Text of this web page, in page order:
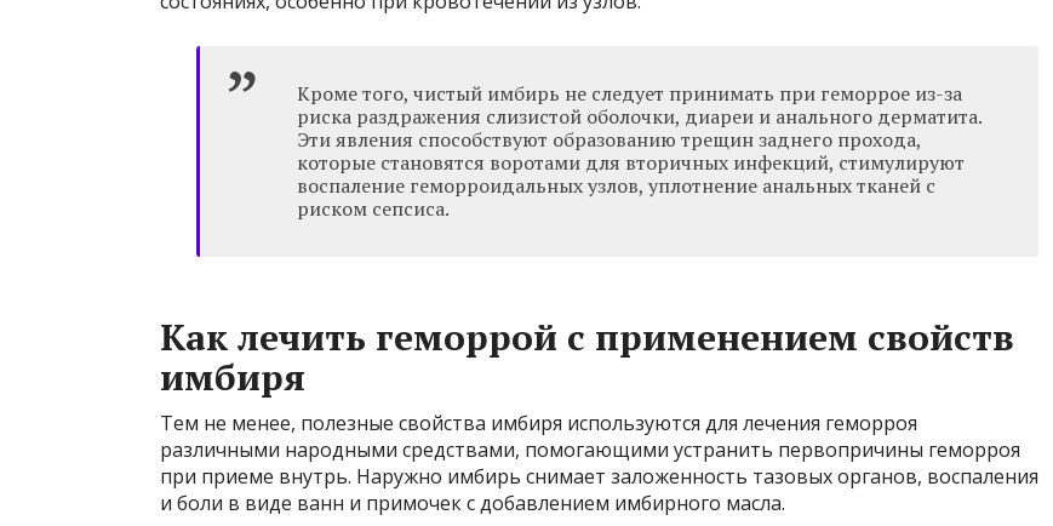
Кроме того, чистый имбирь не следует принимать при геморрое из-за
риска раздражения слизистой оболочки, диареи и анального дерматита.
Эти явления способствуют образованию трещин заднего прохода,
которые становятся воротами для вторичных инфекций, стимулируют
воспаление геморроидальных узлов, уплотнение анальных тканей с
риском сепсиса.
Как лечить геморрой с применением свойств
имбиря
Тем не менее, полезные свойства имбиря используются для лечения геморроя
различными народными средствами, помогающими устранить первопричины геморроя
при приеме внутрь. Наружно имбирь снимает заложенность тазовых органов, воспаления
и боли в виде ванн и примочек с добавлением имбирного масла.